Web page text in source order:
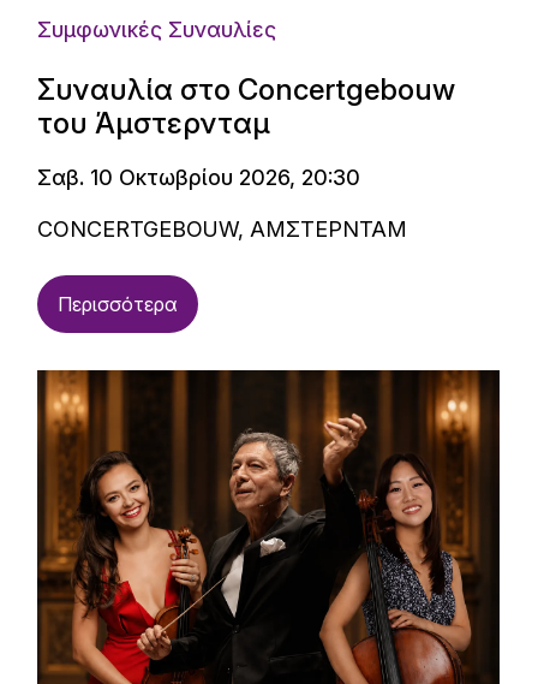
Συμφωνικές Συναυλίες
Συναυλία στο Concertgebouw
του Άμστερνταμ
Σαβ. 10 Οκτωβρίου 2026, 20:30
CONCERTGEBOUW, ΑΜΣΤΕΡΝΤΑΜ
Περισσότερα